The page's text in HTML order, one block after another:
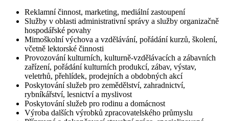
Reklamní činnost, marketing, mediální zastoupení
Služby v oblasti administrativní správy a služby organizačně
hospodářské povahy
Mimoškolní výchova a vzdělávání, pořádání kurzů, školení,
včetně lektorské činnosti
Provozování kulturních, kulturně-vzdělávacích a zábavních
zařízení, pořádání kulturních produkcí, zábav, výstav,
veletrhů, přehlídek, prodejních a obdobných akcí
Poskytování služeb pro zemědělství, zahradnictví,
rybníkářství, lesnictví a myslivost
Poskytování služeb pro rodinu a domácnost
Výroba dalších výrobků zpracovatelského průmyslu